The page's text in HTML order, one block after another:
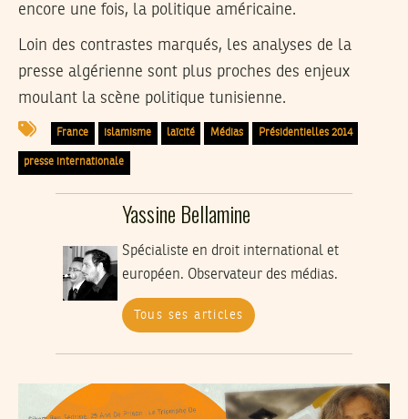
encore une fois, la politique américaine.
Loin des contrastes marqués, les analyses de la
presse algérienne sont plus proches des enjeux
moulant la scène politique tunisienne.
France islamisme laïcité Médias Présidentielles 2014
presse internationale
Yassine Bellamine
Spécialiste en droit international et
européen. Observateur des médias.
Tous ses articles